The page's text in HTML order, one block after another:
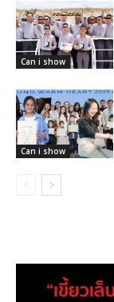
Can i show
Can i show